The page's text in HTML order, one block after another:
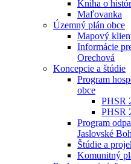
Kniha o
Maľovanka
Územný plán obce
Mapový
Informácie
Orechová
Koncepcie a štúdie
Program
obce
PHSR
PHSR
Program
Jaslovské
Štúdie a
Komunitný